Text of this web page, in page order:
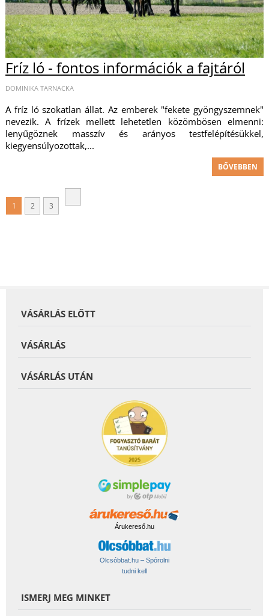
Fríz ló - fontos információk a fajtáról
DOMINIKA TARNACKA
A fríz ló szokatlan állat. Az emberek "fekete gyöngyszemnek"
nevezik. A frízek mellett lehetetlen közömbösen elmenni:
lenyűgöznek masszív és arányos testfelépítésükkel,
kiegyensúlyozottak,...
BŐVEBBEN
1 2 3
VÁSÁRLÁS ELŐTT
VÁSÁRLÁS
VÁSÁRLÁS UTÁN
Árukereső.hu
Olcsóbbat.hu – Spórolni
tudni kell
ISMERJ MEG MINKET